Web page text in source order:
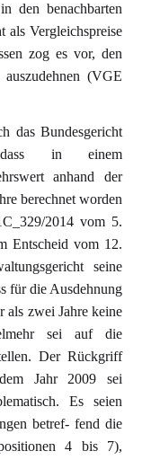
den benachbarten
als Vergleichspreise
zog es vor, den
auszudehnen (VGE
das Bundesgericht
in einem
anhand der
berechnet worden
2014 vom 5.
Entscheid vom 12.
seine
für die Ausdehnung
als zwei Jahre keine
sei auf die
Der Rückgriff
Jahr 2009 sei
Es seien
betref- fend die
4 bis 7),